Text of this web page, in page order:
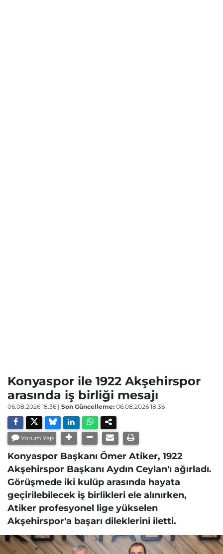
Konyaspor ile 1922 Akşehirspor
arasında iş birliği mesajı
06.08.2026 18:36 | Son Güncelleme: 06.08.2026 18:36
Yorum Yap
Konyaspor Başkanı Ömer Atiker, 1922
Akşehirspor Başkanı Aydın Ceylan'ı ağırladı.
Görüşmede iki kulüp arasında hayata
geçirilebilecek iş birlikleri ele alınırken,
Atiker profesyonel lige yükselen
Akşehirspor'a başarı dileklerini iletti.